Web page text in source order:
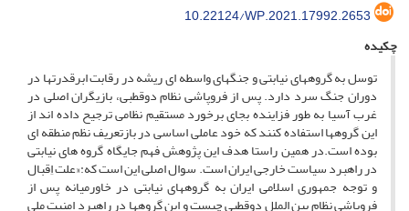
10.22124/WP.2021.17992.2653
چکیده
توسل به گروههای نیابتی و جنگهای واسطه ای ریشه در رقابت ابرقدرتها در
دوران جنگ سرد دارد. پس از فروپاشی نظام دوقطبی، بازیگران اصلی در
غرب آسیا به طور فزاینده بجای برخورد مستقیم نظامی ترجیح داده اند از
این گروهها استفاده کنند که خود عاملی اساسی در بازتعریف نظم منطقه ای
بوده است.در همین راستا هدف این پژوهش فهم جایگاه گروه های نیابتی
در راهبرد سیاست خارجی ایران است. سوال اصلی این است که:«علت اِقبال
و توجه جمهوری اسلامی ایران به گروههای نیابتی در خاورمیانه پس از
فروپاشی نظام بین الملل دوقطبی چیست و این گروهها در راهبرد امنیت ملی